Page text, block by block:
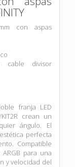
con aspas
cable divisor
franja LED
crean un
ángulo. El
perfecta
Compatible
para una
y velocidad del